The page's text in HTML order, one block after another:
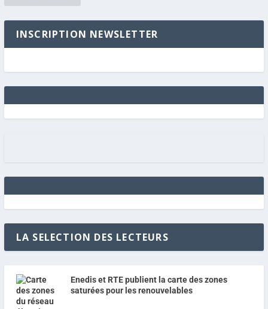
INSCRIPTION NEWSLETTER
LA SELECTION DES LECTEURS
Enedis et RTE publient la carte des zones
saturées pour les renouvelables